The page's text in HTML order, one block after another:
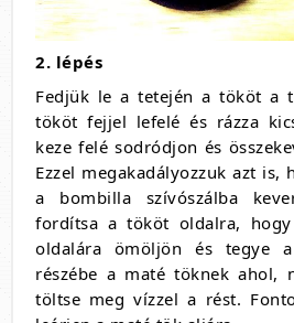
2. lépés
Fedjük le a tetején a tököt a
tököt fejjel lefelé és rázza
keze felé sodródjon és
Ezzel megakadályozzuk azt is,
a bombilla szívószálba
fordítsa a tököt oldalra,
oldalára ömöljön és tegye
részébe a maté töknek ahol,
töltse meg vízzel a rést.